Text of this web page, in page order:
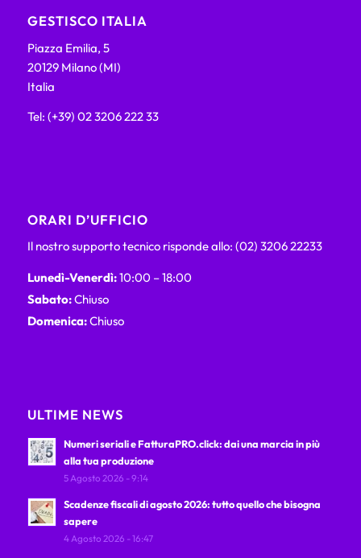
GESTISCO ITALIA
Piazza Emilia, 5
20129 Milano (MI)
Italia
Tel: (+39) 02 3206 222 33
ORARI D’UFFICIO
Il nostro supporto tecnico risponde allo: (02) 3206 22233
Lunedì-Venerdì:10:00 – 18:00
Sabato:Chiuso
Domenica:Chiuso
ULTIME NEWS
Numeri seriali e FatturaPRO.click: dai una marcia in più
alla tua produzione
5 Agosto 2026 - 9:14
Scadenze fiscali di agosto 2026: tutto quello che bisogna
sapere
4 Agosto 2026 - 16:47